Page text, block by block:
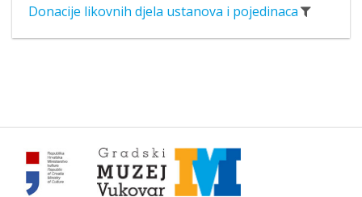
Donacije likovnih djela ustanova i pojedinaca